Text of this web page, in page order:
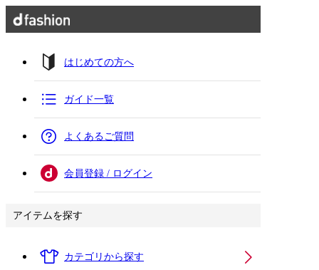
はじめての方へ
ガイド一覧
よくあるご質問
会員登録 / ログイン
アイテムを探す
カテゴリから探す